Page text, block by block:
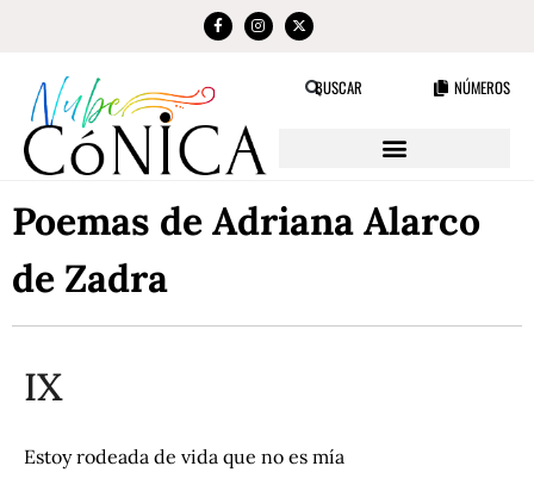
BUSCAR NÚMEROS
Poemas de Adriana Alarco
de Zadra
IX
Estoy rodeada de vida que no es mía